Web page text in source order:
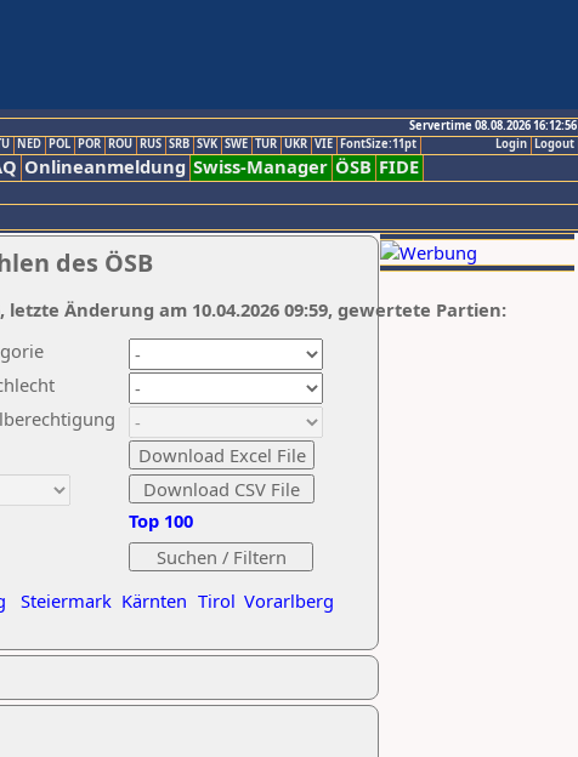
Servertime 08.08.2026 16:12:56
Logout
Login
NED POL POR ROU RUS SRB SVK SWE TUR UKR VIE FontSize:11pt
Onlineanmeldung Swiss-Manager ÖSB FIDE
des ÖSB
Steiermark Kärnten Tirol Vorarlberg
Top 100
letzte Änderung am 10.04.2026 09:59, gewertete Partien: